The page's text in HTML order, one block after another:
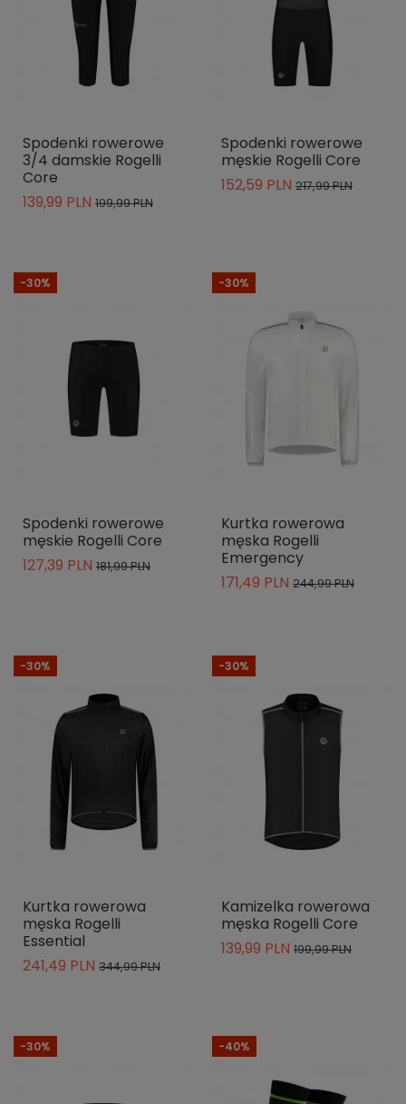
Spodenki rowerowe
3/4 damskie Rogelli
Core
139,99 PLN 199,99 PLN
Spodenki rowerowe
męskie Rogelli Core
152,59 PLN 217,99 PLN
-30%
Spodenki rowerowe
męskie Rogelli Core
127,39 PLN 181,99 PLN
-30%
Kurtka rowerowa
męska Rogelli
Emergency
171,49 PLN 244,99 PLN
-30%
Kurtka rowerowa
męska Rogelli
Essential
241,49 PLN 344,99 PLN
-30%
Kamizelka rowerowa
męska Rogelli Core
139,99 PLN 199,99 PLN
-30% -40%